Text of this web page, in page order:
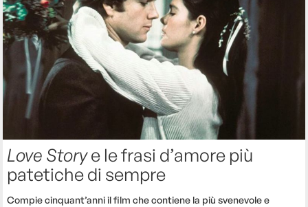
Love Storye le frasi d’amore più
patetiche di sempre
Compie cinquant’anni il film che contiene la più svenevole e